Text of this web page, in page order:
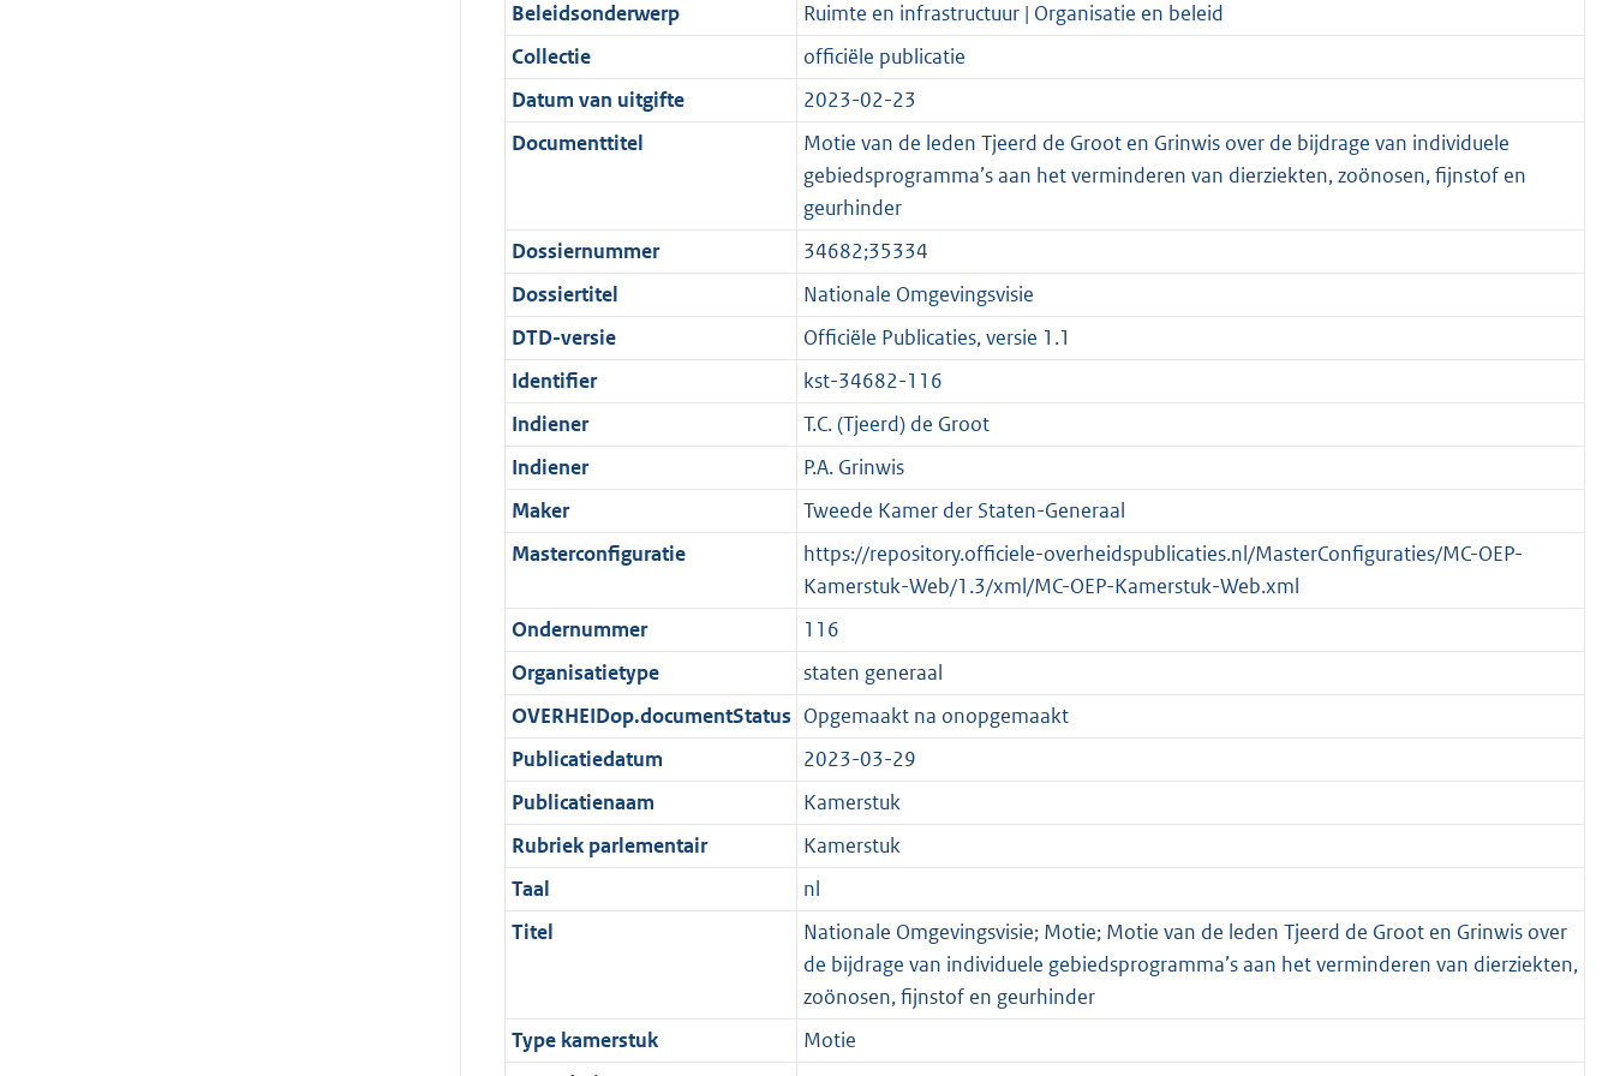
i
e
i
n
r
m
a
a
t
3
6
K
b
t
i
e
i
o
r
m
a
a
t
:
7
K
b
a
t
i
e
f
o
r
m
a
a
t
e
:
2
K
c
a
t
i
n
f
o
r
m
a
a
t
t
e
:
5
r
:
g
e
K
b
Beleidsonderwerp
Ruimte en infrastructuur | Organisatie en beleid
Collectie
officiële publicatie
Datum van uitgifte
2023-02-23
Documenttitel
Motie van de leden Tjeerd de Groot en Grinwis over de bijdrage van individuele
gebiedsprogramma’s aan het verminderen van dierziekten, zoönosen, fijnstof en
geurhinder
Dossiernummer
34682;35334
Dossiertitel
Nationale Omgevingsvisie
DTD-versie
Officiële Publicaties, versie 1.1
Identifier
kst-34682-116
Indiener
T.C. (Tjeerd) de Groot
Indiener
P.A. Grinwis
Maker
Tweede Kamer der Staten-Generaal
Masterconfiguratie
https://repository.officiele-overheidspublicaties.nl/MasterConfiguraties/MC-OEP-
Kamerstuk-Web/1.3/xml/MC-OEP-Kamerstuk-Web.xml
Ondernummer
116
Organisatietype
staten generaal
OVERHEIDop.documentStatus Opgemaakt na onopgemaakt
Publicatiedatum
2023-03-29
Publicatienaam
Kamerstuk
Rubriek parlementair
Kamerstuk
Taal
nl
Titel
Nationale Omgevingsvisie; Motie; Motie van de leden Tjeerd de Groot en Grinwis over
de bijdrage van individuele gebiedsprogramma’s aan het verminderen van dierziekten,
zoönosen, fijnstof en geurhinder
Type kamerstuk
Motie